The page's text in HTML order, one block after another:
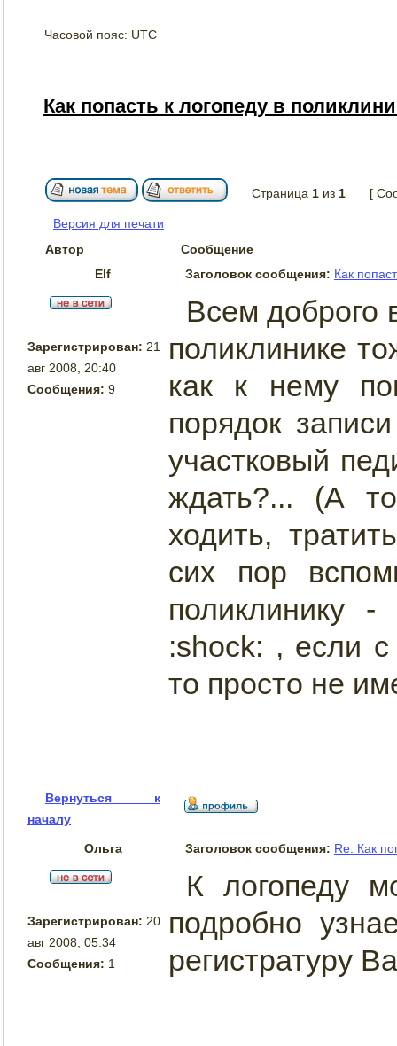
Часовой пояс: UTC
Как попасть к логопеду в
Страница 1 из 1 [
Версия для печати
Автор
Сообщение
Elf
Заголовок сообщения: Как
Зарегистрирован: 21
авг 2008, 20:40
Сообщения: 9
Всем доброго
поликлинике
как к нему
порядок
участковый
ждать?... (А
ходить,
сих пор
поликлинику
:shock: , если
то просто не
Вернуться к
началу
Ольга Заголовок сообщения: Re: Как
Зарегистрирован: 20
авг 2008, 05:34
Сообщения: 1
К логопеду
подробно
регистратуру